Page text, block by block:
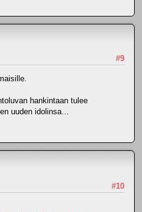
#9
hankintaan tulee
uuden idolinsa...
#10